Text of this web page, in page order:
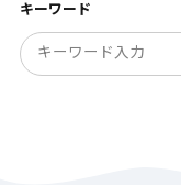
キーワード